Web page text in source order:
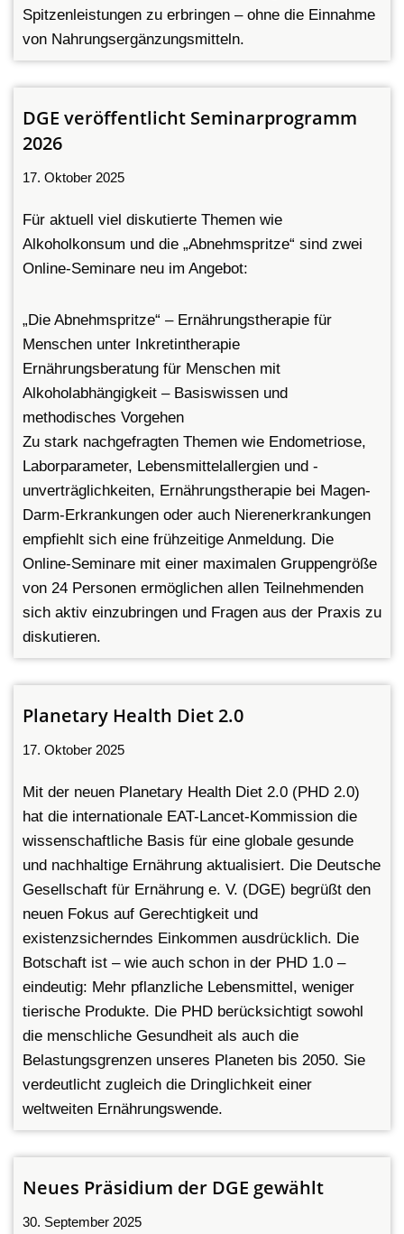
Spitzenleistungen zu erbringen – ohne die Einnahme
von Nahrungsergänzungsmitteln.
DGE veröffentlicht Seminarprogramm
2026
17. Oktober 2025
Für aktuell viel diskutierte Themen wie
Alkoholkonsum und die „Abnehmspritze“ sind zwei
Online-Seminare neu im Angebot:
„Die Abnehmspritze“ – Ernährungstherapie für
Menschen unter Inkretintherapie
Ernährungsberatung für Menschen mit
Alkoholabhängigkeit – Basiswissen und
methodisches Vorgehen
Zu stark nachgefragten Themen wie Endometriose,
Laborparameter, Lebensmittelallergien und -
unverträglichkeiten, Ernährungstherapie bei Magen-
Darm-Erkrankungen oder auch Nierenerkrankungen
empfiehlt sich eine frühzeitige Anmeldung. Die
Online-Seminare mit einer maximalen Gruppengröße
von 24 Personen ermöglichen allen Teilnehmenden
sich aktiv einzubringen und Fragen aus der Praxis zu
diskutieren.
Planetary Health Diet 2.0
17. Oktober 2025
Mit der neuen Planetary Health Diet 2.0 (PHD 2.0)
hat die internationale EAT-Lancet-Kommission die
wissenschaftliche Basis für eine globale gesunde
und nachhaltige Ernährung aktualisiert. Die Deutsche
Gesellschaft für Ernährung e. V. (DGE) begrüßt den
neuen Fokus auf Gerechtigkeit und
existenzsicherndes Einkommen ausdrücklich. Die
Botschaft ist – wie auch schon in der PHD 1.0 –
eindeutig: Mehr pflanzliche Lebensmittel, weniger
tierische Produkte. Die PHD berücksichtigt sowohl
die menschliche Gesundheit als auch die
Belastungsgrenzen unseres Planeten bis 2050. Sie
verdeutlicht zugleich die Dringlichkeit einer
weltweiten Ernährungswende.
Neues Präsidium der DGE gewählt
30. September 2025